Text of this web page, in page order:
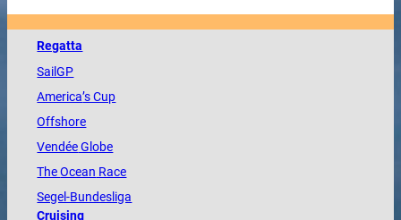
Regatta
SailGP
America’s Cup
Offshore
VendéeGlobe
TheOcean Race
Segel-Bundesliga
Cruising